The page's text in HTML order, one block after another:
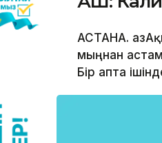
АСТАНА.
мыңнан
Бір апта